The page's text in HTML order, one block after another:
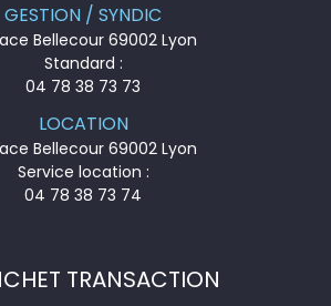
GESTION / SYNDIC
Bellecour 69002 Lyon
Standard :
04 78 38 73 73
LOCATION
Bellecour 69002 Lyon
Service location :
04 78 38 73 74
TRANSACTION